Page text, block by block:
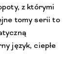
z którymi
tomy serii to
język, ciepłe